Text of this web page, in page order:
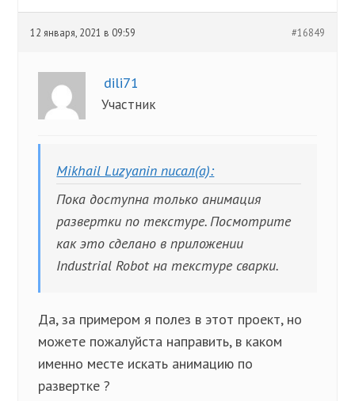
12 января, 2021 в 09:59 #16849
dili71
Участник
Mikhail Luzyanin писал(а):
Пока доступна только анимация
развертки по текстуре. Посмотрите
как это сделано в приложении
Industrial Robot на текстуре сварки.
Да, за примером я полез в этот проект, но
можете пожалуйста направить, в каком
именно месте искать анимацию по
развертке ?